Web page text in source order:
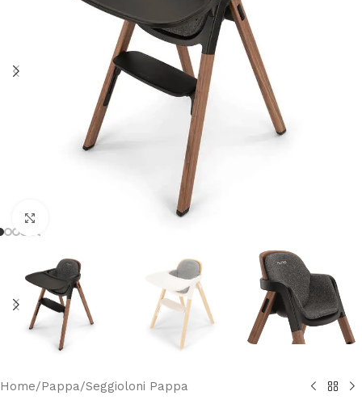
Home/Pappa/Seggioloni Pappa